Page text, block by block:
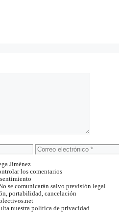
Correo
electrónico
Jiménez
los comentarios
se comunicarán salvo previsión legal
portabilidad, cancelación
nuestra política de privacidad